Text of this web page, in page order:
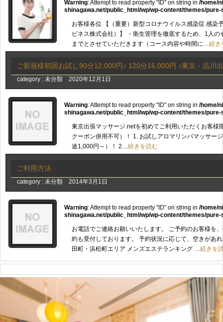
Warning: Attempt to read property "ID" on string in /home/
shinagawa.net/public_html/wp/wp-content/themes/
お客様各位 【（重要）新型コロナウイルス感染症 感染
ピネス株式会社）】 ・衛生管理を徹底するため、1人
までとさせていただきます（コース内容や時間に…続き
ご新規様初回お試し90分12,000円♪ 120分16,000円 ♪東京・品川
category : 未分類 2020年12月1日
Warning: Attempt to read property "ID" on string in /home/
shinagawa.net/public_html/wp/wp-content/themes/
東京出張マッサージ.netを初めてご利用いただくお客様
クーポン併用不可）！ 1. お試しアロマリンパマッサー
途1,000円～）！ 2…続きを読む
ご利用方法
category : 未分類 2014年3月1日
Warning: Attempt to read property "ID" on string in /home/
shinagawa.net/public_html/wp/wp-content/themes/
お電話でご連絡お願いいたします。 ご予約のお客様を
約も受付しております。 予約状況に応じて、空きがあ
田町・浜松町エリア メンズエステランキング …続きを